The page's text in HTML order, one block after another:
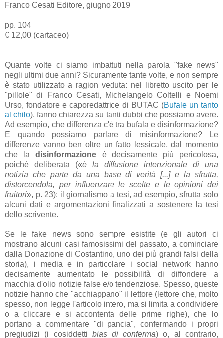
Franco Cesati Editore, giugno 2019
pp. 104
€ 12,00 (cartaceo)
Quante volte ci siamo imbattuti nella parola "fake news"
negli ultimi due anni? Sicuramente tante volte, e non sempre
è stato utilizzato a ragion veduta: nel libretto uscito per le
"pillole" di Franco Cesati, Michelangelo Coltelli e Noemi
Urso, fondatore e caporedattrice di BUTAC (Bufale un tanto
al chilo), fanno chiarezza su tanti dubbi che possiamo avere.
Ad esempio, che differenza c'è tra bufala e disinformazione?
E quando possiamo parlare di misinformazione? Le
differenze vanno ben oltre un fatto lessicale, dal momento
che ladisinformazione è decisamente più pericolosa,
poiché deliberata («è la diffusione intenzionale di una
notizia che parte da una base di verità [...] e la sfrutta,
distorcendola, per influenzare le scelte e le opinioni dei
fruitori», p. 23): il giornalismo a tesi, ad esempio, sfrutta solo
alcuni dati e argomentazioni finalizzati a sostenere la tesi
dello scrivente.
Se le fake news sono sempre esistite (e gli autori ci
mostrano alcuni casi famosissimi del passato, a cominciare
dalla Donazione di Costantino, uno dei più grandi falsi della
storia), i media e in particolare i social network hanno
decisamente aumentato le possibilità di diffondere a
macchia d'olio notizie false e/o tendenziose. Spesso, queste
notizie hanno che "acchiappano" il lettore (lettore che, molto
spesso, non legge l'articolo intero, ma si limita a condividere
o a cliccare e si accontenta delle prime righe), che lo
portano a commentare "di pancia", confermando i propri
pregiudizi (i cosiddettibias di conferma) o, al contrario,